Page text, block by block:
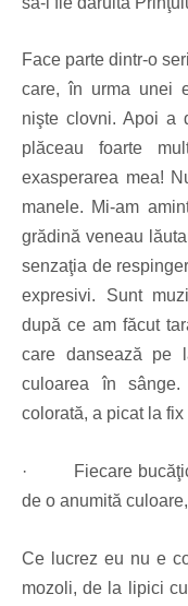
Face parte dintr-o
care, în urma unei
nişte clovni. Apoi a
plăceau foarte
exasperarea mea!
manele. Mi-am
grădină veneau
senzaţia de
expresivi. Sunt
după ce am făcut
care dansează
culoarea în
colorată, a picat la fix
· Fiecare
de o anumită
Ce lucrez eu nu e
mozoli, de la lipici